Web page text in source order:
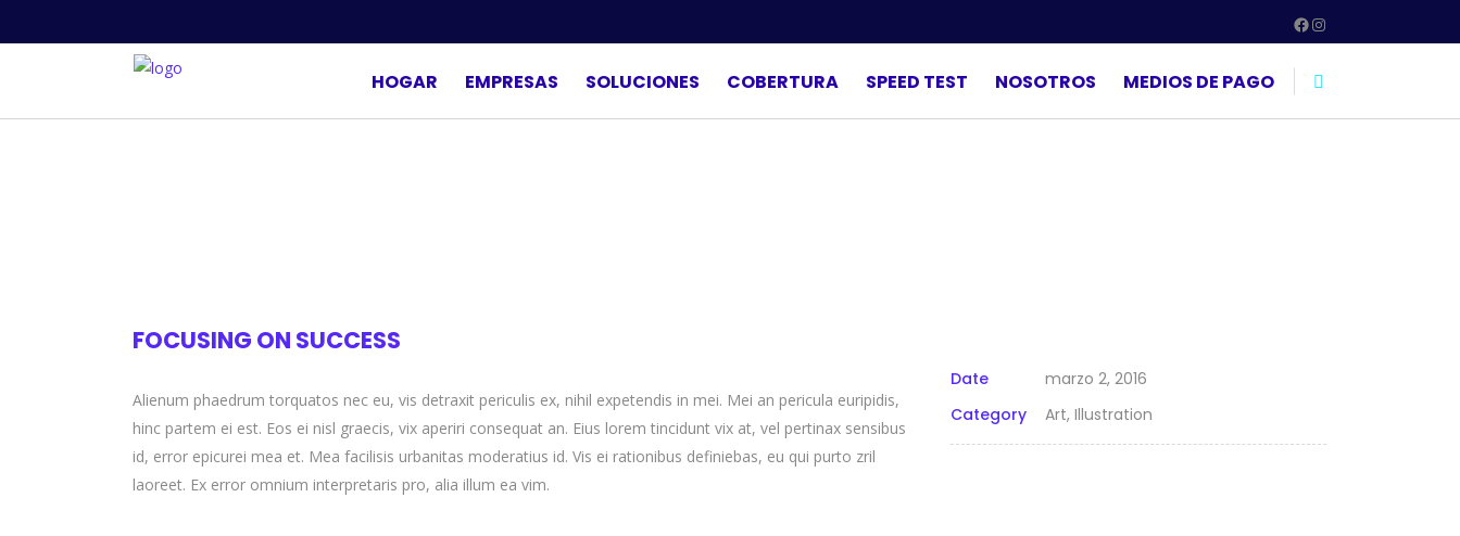
Facebook
Instagram
HOGAR EMPRESAS SOLUCIONES COBERTURA SPEED TEST NOSOTROS MEDIOS DE PAGO
FOCUSING ON SUCCESS
Alienum phaedrum torquatos nec eu, vis detraxit periculis ex, nihil expetendis in mei. Mei an pericula euripidis,
hinc partem ei est. Eos ei nisl graecis, vix aperiri consequat an. Eius lorem tincidunt vix at, vel pertinax sensibus
id, error epicurei mea et. Mea facilisis urbanitas moderatius id. Vis ei rationibus definiebas, eu qui purto zril
laoreet. Ex error omnium interpretaris pro, alia illum ea vim.
Date
marzo 2, 2016
Category
Art, Illustration